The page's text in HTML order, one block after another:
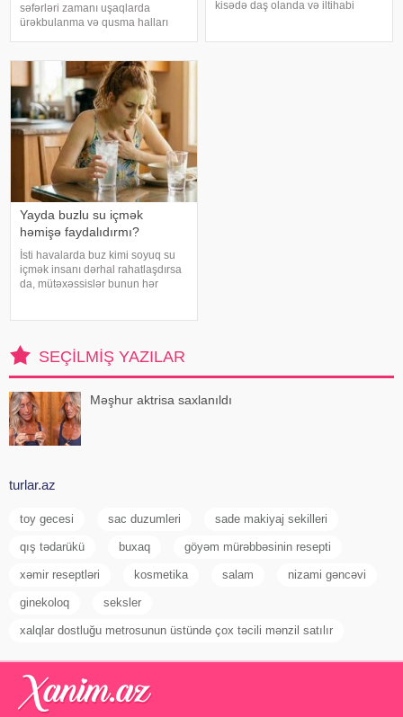
səfərləri zamanı uşaqlarda
ürəkbulanma və qusma halları
beynin gözlərdən və bədənin
hərəkətindən gələn siqnallar
arasındakı uyğunsuzluqda
kisədə daş olanda və iltihabi
Yayda buzlu su içmək
həmişə faydalıdırmı?
İsti havalarda buz kimi soyuq su
içmək insanı dərhal rahatlaşdırsa
da, mütəxəssislər bunun hər
SEÇILMIŞ YAZILAR
Məşhur aktrisa saxlanıldı
turlar.az
toy gecesi sac duzumleri sade makiyaj sekilleri
qış tədarükü buxaq göyəm mürəbbəsinin resepti
xəmir reseptləri kosmetika salam nizami gəncəvi
ginekoloq seksler
xalqlar dostluğu metrosunun üstündə çox təcili mənzil satılır